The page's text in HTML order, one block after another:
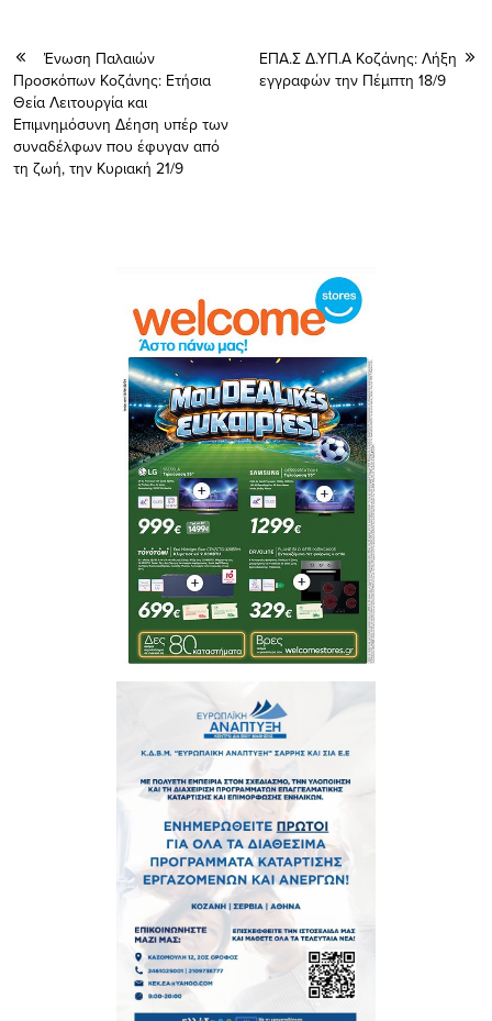
Ένωση Παλαιών
Προσκόπων Κοζάνης: Ετήσια
Θεία Λειτουργία και
Επιμνημόσυνη Δέηση υπέρ των
συναδέλφων που έφυγαν από
τη ζωή, την Κυριακή 21/9
ΕΠΑ.Σ Δ.ΥΠ.Α Κοζάνης: Λήξη
εγγραφών την Πέμπτη 18/9